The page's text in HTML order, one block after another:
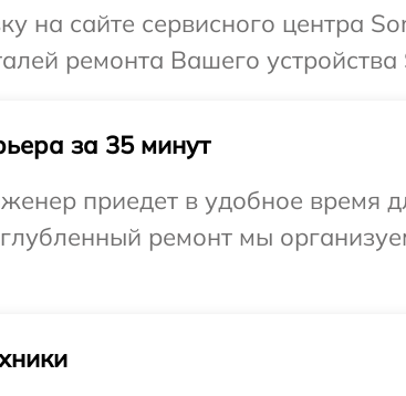
на сайте сервисного центра
ремонта Вашего
за 35 минут
приедет в удобное время
ремонт мы